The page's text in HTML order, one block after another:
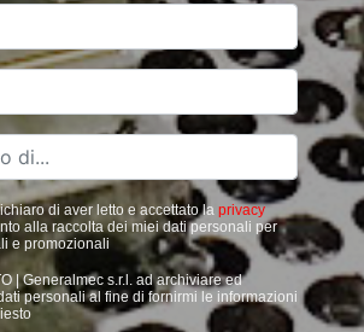
| Dichiaro di aver letto e accettato la privacy
alla raccolta dei miei dati personali per
e promozionali
| Generalmec s.r.l. ad archiviare ed
personali al fine di fornirmi le informazioni